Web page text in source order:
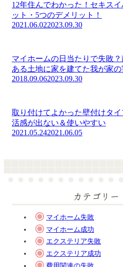
12年住んでわかった！セキス
ット・5つのデメリット！
2021.06.022023.09.30
マイホームの日当たりで失敗
ある土地に家を建てた我が家
2018.09.062023.09.30
取り付けてよかった壁付けタ
活感が出ない＆使いやすい
2021.05.242021.06.05
カテゴリー
マイホーム失敗
マイホーム成功
エクステリア失敗
エクステリア成功